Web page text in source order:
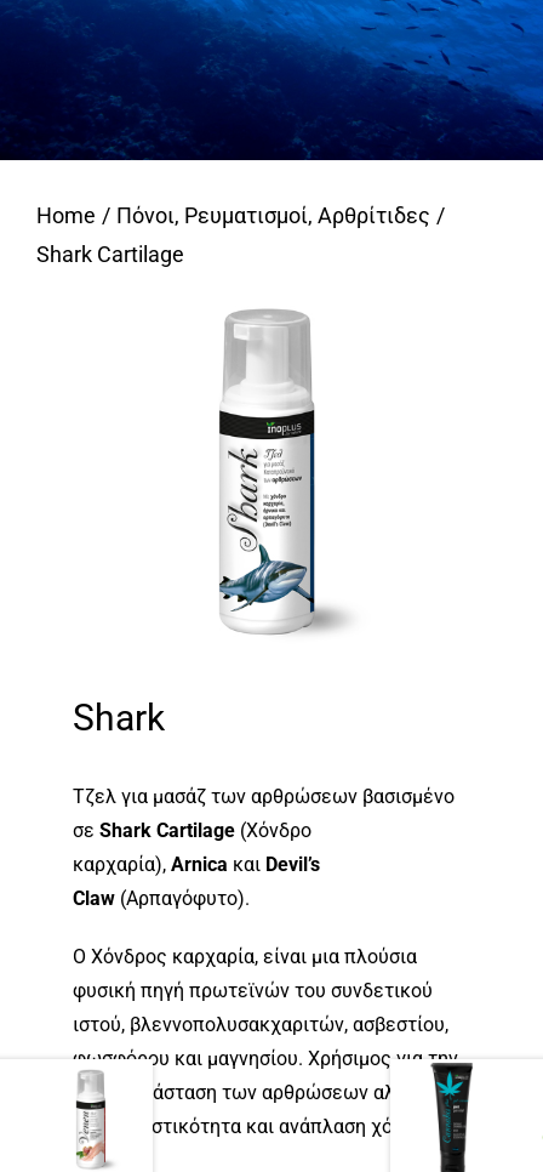
Home
Πόνοι, Ρευματισμοί, Αρθρίτιδες
Shark Cartilage
Shark
Τζελ για μασάζ των αρθρώσεων βασισμένο
σε Shark Cartilage(Χόνδρο
καρχαρία), Arnica και Devil’s
Claw(Αρπαγόφυτο).
Ο Χόνδρος καρχαρία, είναι μια πλούσια
φυσική πηγή πρωτεϊνών του συνδετικού
ιστού, βλεννοπολυσακχαριτών, ασβεστίου,
φωσφόρου και μαγνησίου. Χρήσιμος για την
καλή κατάσταση των αρθρώσεων αλλά και
στην ελαστικότητα και ανάπλαση χόνδρων.